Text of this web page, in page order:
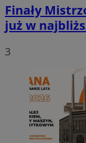
Finały
już w
3